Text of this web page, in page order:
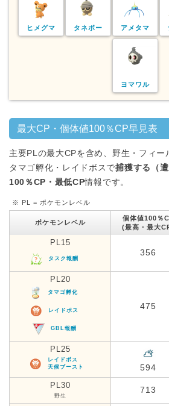
ヒメグマ タネボー アメタマ
ヨマワル
最大CP・個体値100％CP早見表
主要PLの最大CPを含め、野生・フィー
タマゴ孵化・レイドボスで捕獲する（
100％CP・最低CP情報です。
※ PL = ポケモンレベル
ポケモンレベル
個体値100％
(最高・最大
PL15
タスク報酬
356
PL20
タマゴ孵化
レイドボス
GBL報酬
475
PL25
レイドボス
天候ブースト
594
PL30
野生
713